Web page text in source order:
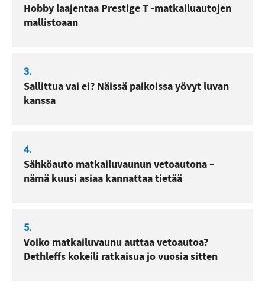
Hobby laajentaa Prestige T -matkailuautojen
mallistoaan
3.
Sallittua vai ei? Näissä paikoissa yövyt luvan
kanssa
4.
Sähköauto matkailuvaunun vetoautona –
nämä kuusi asiaa kannattaa tietää
5.
Voiko matkailuvaunu auttaa vetoautoa?
Dethleffs kokeili ratkaisua jo vuosia sitten